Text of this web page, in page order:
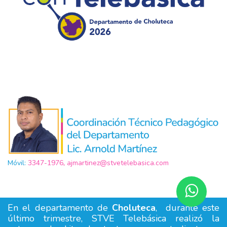
Móvil: 3347-1976, ajmartinez@stvetelebasica.com
En el departamento de Choluteca, durante este
último trimestre, STVE Telebásica realizó la